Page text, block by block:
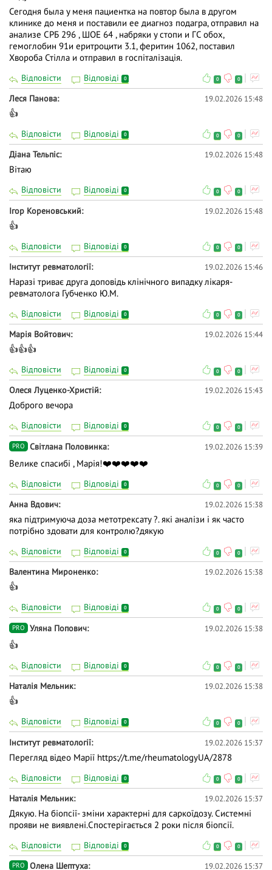
Сегодня была у меня пациентка на повтор была в другом
клинике до меня и поставили ее диагноз подагра, отправил на
анализе СРБ 296 , ШОЕ 64 , набряки у стопи и ГС обох,
гемоглобин 91и еритроцити 3.1, феритин 1062, поставил
Хвороба Стілла и отправил в госпіталізація.
Відповісти Відповіді 0 0 0
Леся Панова 19.02.2026 15:48
👍
Відповісти Відповіді 0 0 0
Діана Тельпіс 19.02.2026 15:48
Вітаю
Відповісти Відповіді 0 0 0
Ігор Кореновський 19.02.2026 15:48
👍
Відповісти Відповіді 0 0 0
Інститут ревматології 19.02.2026 15:46
Наразі триває друга доповідь клінічного випадку лікаря-
ревматолога Губченко Ю.М.
Відповісти Відповіді 0 0 0
Марія Войтович 19.02.2026 15:44
👍👍👍
Відповісти Відповіді 0 0 0
Олеся Луценко-Христій 19.02.2026 15:43
Доброго вечора
Відповісти Відповіді 0 0 0
PRO Світлана Половинка 19.02.2026 15:39
Велике спасибі , Марія!❤️❤️❤️❤️❤️
Відповісти Відповіді 0 0 0
Анна Вдович 19.02.2026 15:38
яка підтримуюча доза метотрексату ?. які аналізи і як часто
потрібно здовати для контролю?дякую
Відповісти Відповіді 0 0 0
Валентина Мироненко 19.02.2026 15:38
👍
Відповісти Відповіді 0 0 0
PRO Уляна Попович 19.02.2026 15:38
👍
Відповісти Відповіді 0 0 0
Наталія Мельник 19.02.2026 15:38
👍
Відповісти Відповіді 0 0 0
Інститут ревматології 19.02.2026 15:37
Перегляд відео Марії https://t.me/rheumatologyUA/2878
Відповісти Відповіді 0 0 0
Наталія Мельник 19.02.2026 15:37
Дякую. На біопсії- зміни характерні для саркоїдозу. Системні
прояви не виявлені.Спостерігається 2 роки після біопсії.
Відповісти Відповіді 0 0 0
PRO Олена Шептуха 19.02.2026 15:37